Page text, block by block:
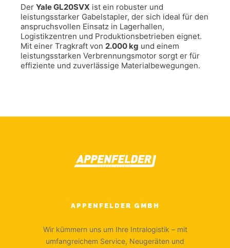
Der Yale GL20SVX ist ein robuster und
leistungsstarker Gabelstapler, der sich ideal für den
anspruchsvollen Einsatz in Lagerhallen,
Logistikzentren und Produktionsbetrieben eignet.
Mit einer Tragkraft von 2.000 kg und einem
leistungsstarken Verbrennungsmotor sorgt er für
effiziente und zuverlässige Materialbewegungen.
APPENFELDER GMBH
Wir kümmern uns um Ihre Intralogistik – mit
umfangreichem Service, Neugeräten und